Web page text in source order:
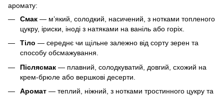
аромату:
Смак — м’який, солодкий, насичений , з нотками топленого
цукру, іриски, іноді з натяками на ваніль або горіх.
Тіло — середнє чи щільне залежно від сорту зерен та
способу обсмажування.
Післясмак — плавний, солодкуватий, довгий, схожий на
крем-брюле або вершкові десерти.
Аромат — теплий, ніжний, з нотками тростинного цукру та